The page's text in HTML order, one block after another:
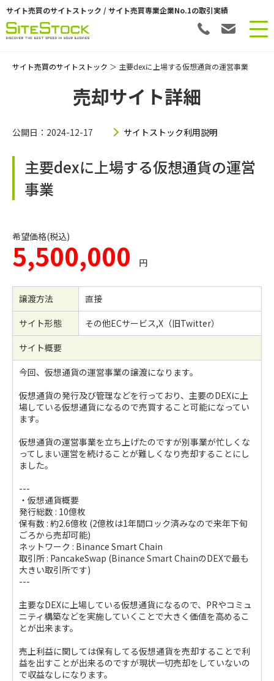
サイト売買のサイトストック / サイト売買専業企業No.1の取引実績
サイト売買のサイトストック ＞ 主要dexに上場する仮想通貨の運営事業
売却サイト詳細
公開日：2024-12-17 サイトストック利用説明
主要dexに上場する仮想通貨の運営
事業
希望価格(税込)
5,500,000 円
譲渡方法
直接
サイト形態
その他ECサービス,X（旧Twitter）
サイト概要
今回、仮想通貨の運営事業の譲渡になります。
仮想通貨の発行及び管理などを行っており、主要のDEXに上
場している仮想通貨になるので売買すること可能になってい
ます。
仮想通貨の運営事業を立ち上げたのですが別事業が忙しくな
ってしまい運営を続けることが難しくなり売却することにし
ました。
---
・仮想通貨概要
発行総数 : 10億枚
保有数 : 約2.6億枚 (2億枚は1年間ロック済みなので来年下旬
ごろから売却可能)
ネットワーク : Binance Smart Chain
取引所 : PancakeSwap (Binance Smart ChainのDEXで最も
大きい取引所です)
---
主要なDEXに上場している仮想通貨になるので、PRやコミュ
ニティ構築などを実施していくことで大きく価値を高めるこ
とが出来ます。
売上利益に関しては保有してる仮想通貨を売却することで利
益を出すことが出来るのですが現状一切売却をしていないの
で収益なしになります。